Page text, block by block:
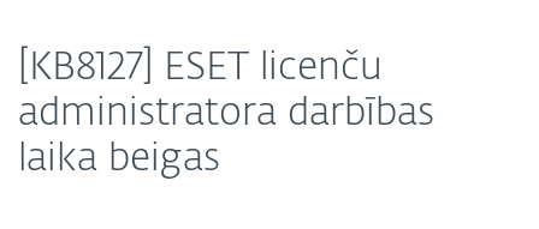
[KB8127] ESET licenču
administratora darbības
laika beigas